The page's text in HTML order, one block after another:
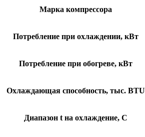
Марка компрессора
Потребление при охлаждении, кВт
Потребление при обогреве, кВт
Охлаждающая способность, тыс. BTU
Диапазон t на охлаждение, С